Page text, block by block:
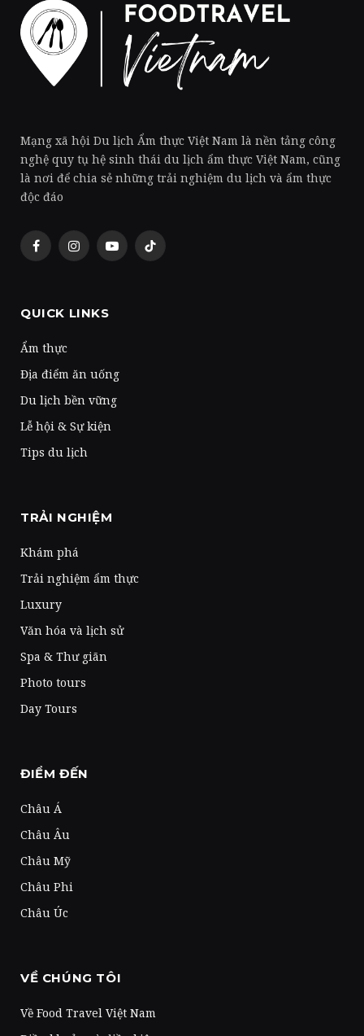
Mạng xã hội Du lịch Ẩm thực Việt Nam là nền tảng công
nghệ quy tụ hệ sinh thái du lịch ẩm thực Việt Nam, cũng
là nơi để chia sẻ những trải nghiệm du lịch và ẩm thực
độc đáo
FacebookInstagramYouTubeTikTok
QUICK LINKS
Ẩm thực
Địa điểm ăn uống
Du lịch bền vững
Lễ hội & Sự kiện
Tips du lịch
TRẢI NGHIỆM
Khám phá
Trải nghiệm ẩm thực
Luxury
Văn hóa và lịch sử
Spa & Thư giãn
Photo tours
Day Tours
ĐIỂM ĐẾN
Châu Á
Châu Âu
Châu Mỹ
Châu Phi
Châu Úc
VỀ CHÚNG TÔI
Về Food Travel Việt Nam